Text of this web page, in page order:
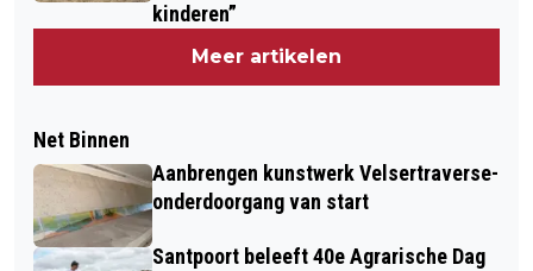
kinderen”
Meer artikelen
Net Binnen
Aanbrengen kunstwerk Velsertraverse-
onderdoorgang van start
Santpoort beleeft 40e Agrarische Dag